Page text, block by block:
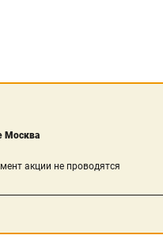
Москва
акции не проводятся